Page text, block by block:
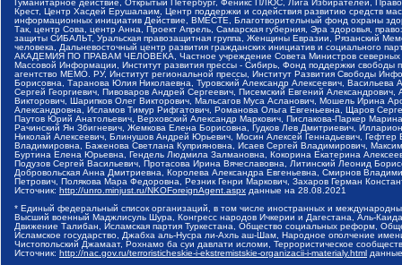
Гуманитарное действие, Открытый Петербург, Феникс ПЛЮС, Лига Избирателей,
Крест, Центр Хасдей Ерушалаим, Центр поддержки и содействия развитию средств
информационных инициатив Действие, ВМЕСТЕ, Благотворительный фонд охраны
Так, центр Сова, центр Анна, Проект Апрель, Самарская губерния, Эра здоровья,
защиты СИБАЛЬТ, Уральская правозащитная группа, Женщины Евразии, Рязанский
человека, Дальневосточный центр развития гражданских инициатив и социального
АКАДЕМИЯ ПО ПРАВАМ ЧЕЛОВЕКА, Частное учреждение Совета Министров северных
Массовой Информации, Институт развития прессы - Сибирь, Фонд поддержки
агентство МЕМО. РУ, Институт региональной прессы, Институт Развития Свободы
Борисовна, Таранова Юлия Николаевна, Туровский Александр Алексеевич,
Сергей Георгиевич, Пивоваров Андрей Сергеевич, Писемский Евгений
Викторович, Шарипков Олег Викторович, Мальсагов Муса Асланович, Мошель Ирина
Александровна, Исламов Тимур Рифгатович, Романова Ольга Евгеньевна, Щаров
Паутов Юрий Анатольевич, Верховский Александр Маркович, Пислакова-Паркер
Рачинский Ян Збигневич, Жемкова Елена Борисовна, Гудков Лев Дмитриевич,
Николай Алексеевич, Блинушов Андрей Юрьевич, Мосин Алексей Геннадьевич,
Владимировна, Баженова Светлана Куприяновна, Исаев Сергей Владимирович,
Буртина Елена Юрьевна, Гендель Людмила Залмановна, Кокорина Екатерина
Подузов Сергей Васильевич, Протасова Ирина Вячеславовна, Литинский Леонид
Добровольская Анна Дмитриевна, Королева Александра Евгеньевна, Смирнов
Петрович, Полякова Мара Федоровна, Резник Генри Маркович, Захаров Герман
Источник: http://unro.minjust.ru/NKOForeignAgent.aspx данные на 28.08.2021
* Единый федеральный список организаций, в том числе иностранных и
Высший военный Маджлисуль Шура, Конгресс народов Ичкерии и Дагестана, Аль-
Движение Талибан, Исламская партия Туркестана, Общество социальных реформ,
Исламское государство, Джабха аль-Нусра ли-Ахль аш-Шам, Народное ополчение
Чистопольский Джамаат, Рохнамо ба суи давлати исломи, Террористическое
Источник: http://nac.gov.ru/terroristicheskie-i-ekstremistskie-organizacii-i-materialy.html